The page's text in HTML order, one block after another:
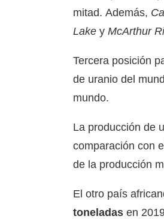
mitad. Además,
Lake y McArthur
Tercera posición
de uranio del
mundo.
La producción de
comparación con
de la producción
El otro país
toneladas en